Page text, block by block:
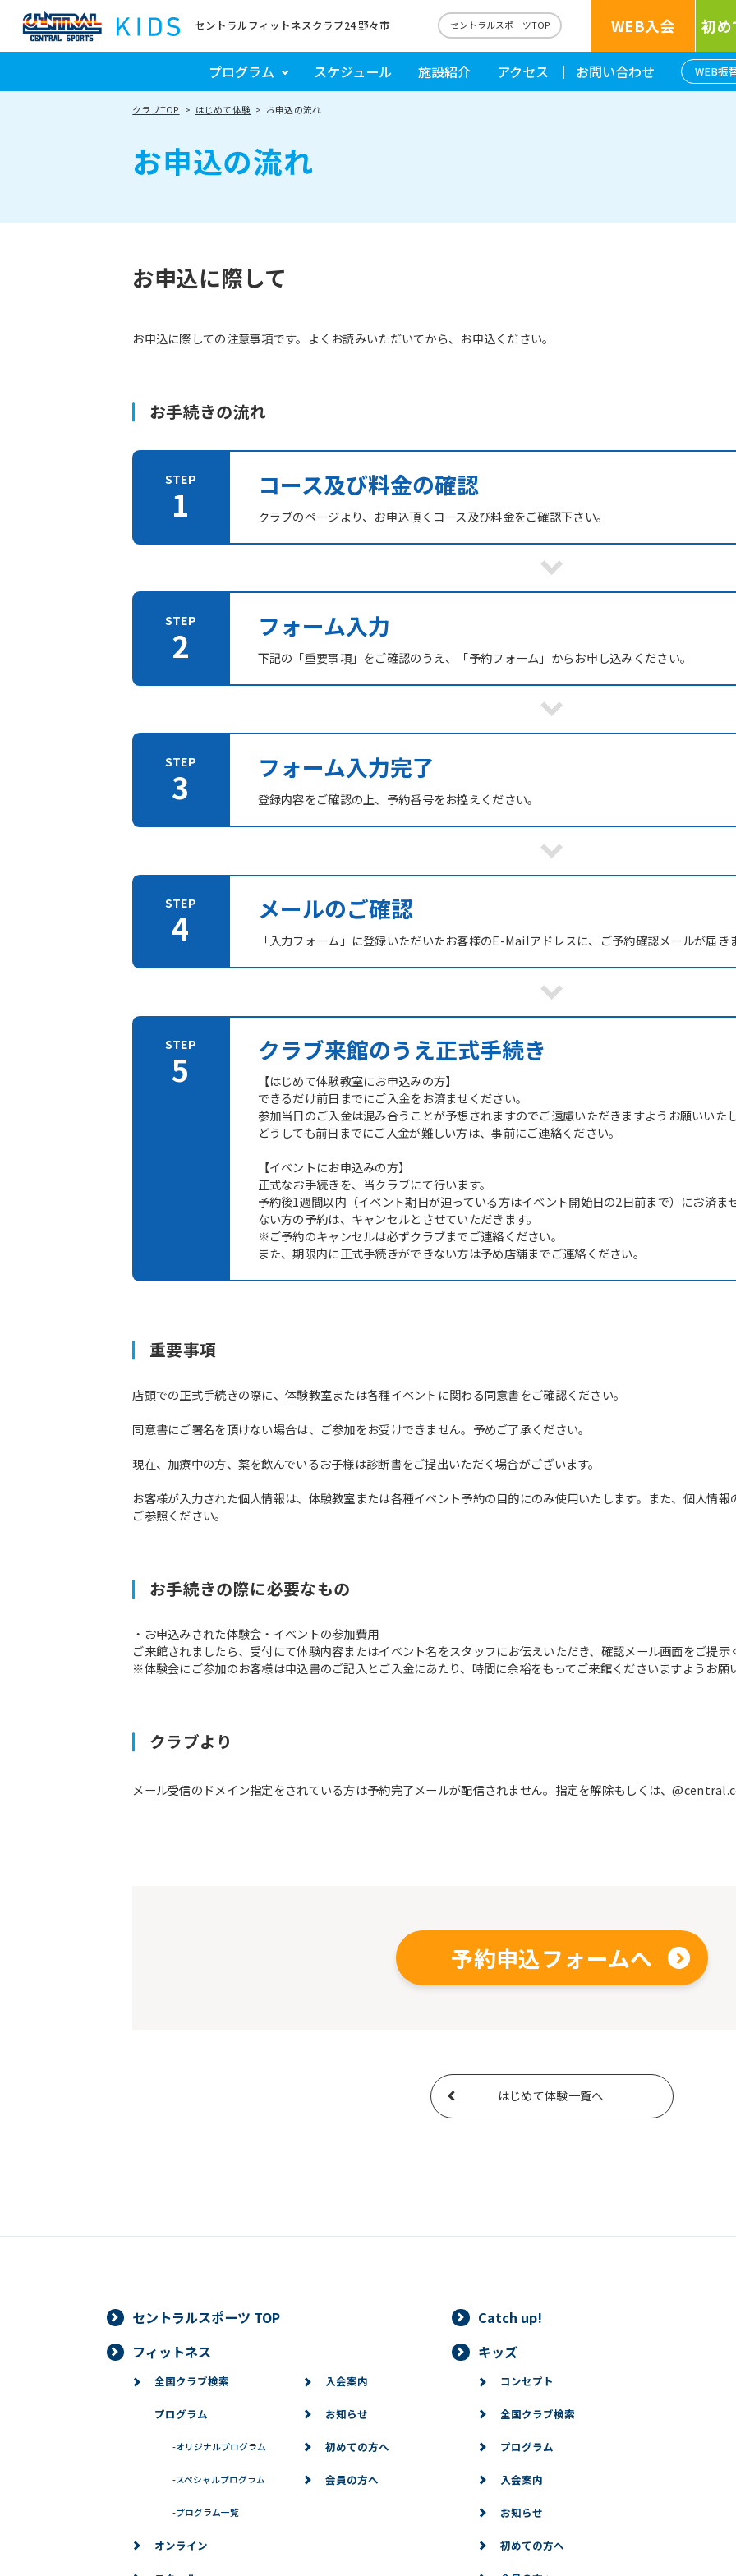
セントラルフィットネスクラブ24 野々市 セントラルスポーツTOP WEB入会 初
プログラム スケジュール 施設紹介 アクセス お問い合わせ WEB振
クラブTOP はじめて体験 お申込の流れ
お申込の流れ
お申込に際して
お申込に際しての注意事項です。よくお読みいただいてから、お申込ください。
お手続きの流れ
コース及び料金の確認
クラブのページより、お申込頂くコース及び料金をご確認下さい。
フォーム入力
下記の「重要事項」をご確認のうえ、「予約フォーム」からお申し込みください。
フォーム入力完了
登録内容をご確認の上、予約番号をお控えください。
メールのご確認
「入力フォーム」に登録いただいたお客様のE-Mailアドレスに、ご予約確認メールが届き
クラブ来館のうえ正式手続き
【はじめて体験教室にお申込みの方】
できるだけ前日までにご入金をお済ませください。
参加当日のご入金は混み合うことが予想されますのでご遠慮いただきますようお願いいた
どうしても前日までにご入金が難しい方は、事前にご連絡ください。
【イベントにお申込みの方】
正式なお手続きを、当クラブにて行います。
予約後1週間以内（イベント期日が迫っている方はイベント開始日の2日前まで）にお済
ない方の予約は、キャンセルとさせていただきます。
※ご予約のキャンセルは必ずクラブまでご連絡ください。
また、期限内に正式手続きができない方は予め店舗までご連絡ください。
重要事項
店頭での正式手続きの際に、体験教室または各種イベントに関わる同意書をご確認ください。
同意書にご署名を頂けない場合は、ご参加をお受けできません。予めご了承ください。
現在、加療中の方、薬を飲んでいるお子様は診断書をご提出いただく場合がございます。
お客様が入力された個人情報は、体験教室または各種イベント予約の目的にのみ使用いたします。また、個人情
ご参照ください。
お手続きの際に必要なもの
・お申込みされた体験会・イベントの参加費用
ご来館されましたら、受付にて体験内容またはイベント名をスタッフにお伝えいただき、確認メール画面をご提示
※体験会にご参加のお客様は申込書のご記入とご入金にあたり、時間に余裕をもってご来館くださいますようお願
クラブより
メール受信のドメイン指定をされている方は予約完了メールが配信されません。指定を解除もしくは、
予約申込フォームへ
はじめて体験一覧へ
For foreigners
However, if you use an automatic
translation service, the Japanese
version of this website will be
translated mechanically, so it may
not be an accurate translation.
The translation may differ from the
original content. We ask that you
fully understand this before using
セントラルスポーツ TOP
Catch up!
フィットネス
全国クラブ検索
プログラム
-オリジナルプログラム
-スペシャルプログラム
-プログラム一覧
オンライン
入会案内
お知らせ
初めての方へ
会員の方へ
キッズ
コンセプト
全国クラブ検索
プログラム
入会案内
お知らせ
初めての方へ